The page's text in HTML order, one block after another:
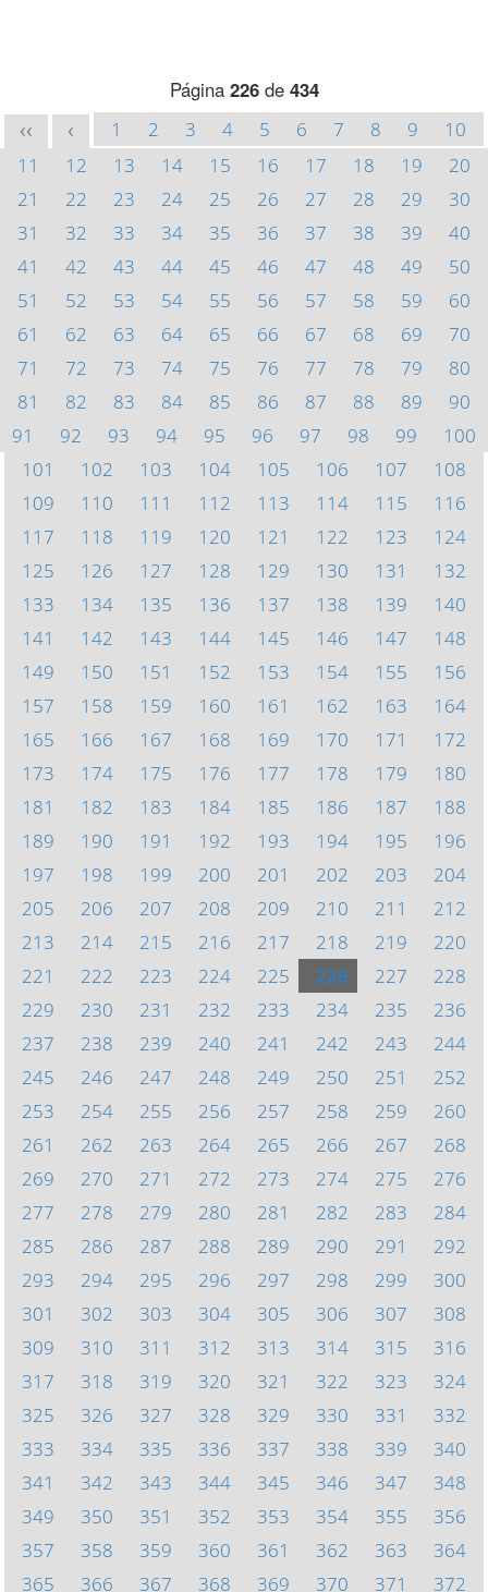
Página 226de 434
<< < 1 2 3 4 5 6 7 8 9
10
11
12 13 14 15 16 17 18 19
20
21
22 23 24 25 26 27 28 29
30
31
32 33 34 35 36 37 38 39
40
41
42 43 44 45 46 47 48 49
50
51
52 53 54 55 56 57 58 59
60
61
62 63 64 65 66 67 68 69
70
71
72 73 74 75 76 77 78 79
80
81
82 83 84 85 86 87 88 89
90
91
92 93 94 95 96 97 98 99
100
101
102 103 104 105 106 107
108
109
110 111 112 113 114 115
116
117
118 119 120 121 122 123
124
125
126 127 128 129 130 131
132
133
134 135 136 137 138 139
140
141
142 143 144 145 146 147
148
149
150 151 152 153 154 155
156
157
158 159 160 161 162 163
164
165
166 167 168 169 170 171
172
173
174 175 176 177 178 179
180
181
182 183 184 185 186 187
188
189
190 191 192 193 194 195
196
197
198 199 200 201 202 203
204
205
206 207 208 209 210 211
212
213
214 215 216 217 218 219
220
221
222 223 224 225 226 227
228
229
230 231 232 233 234 235
236
237
238 239 240 241 242 243
244
245
246 247 248 249 250 251
252
253
254 255 256 257 258 259
260
261
262 263 264 265 266 267
268
269
270 271 272 273 274 275
276
277
278 279 280 281 282 283
284
285
286 287 288 289 290 291
292
293
294 295 296 297 298 299
300
301
302 303 304 305 306 307
308
309
310 311 312 313 314 315
316
317
318 319 320 321 322 323
324
325
326 327 328 329 330 331
332
333
334 335 336 337 338 339
340
341
342 343 344 345 346 347
348
349
350 351 352 353 354 355
356
357
358 359 360 361 362 363
364
365
366 367 368 369 370 371 372